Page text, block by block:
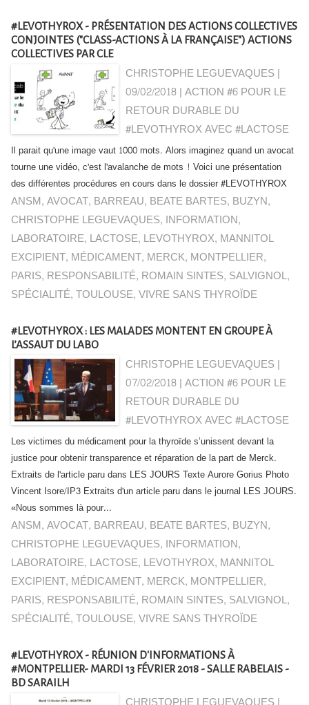
#LEVOTHYROX - PRÉSENTATION DES ACTIONS COLLECTIVES
CONJOINTES ("CLASS-ACTIONS À LA FRANÇAISE") ACTIONS
COLLECTIVES PAR CLE
CHRISTOPHE LEGUEVAQUES |
09/02/2018|ACTION #6 POUR LE
RETOUR DURABLE DU
#LEVOTHYROX AVEC #LACTOSE
Il parait qu'une image vaut 1000 mots. Alors imaginez quand un avocat
tourne une vidéo, c'est l'avalanche de mots ! Voici une présentation
des différentes procédures en cours dans le dossier #LEVOTHYROX
ANSM,AVOCAT, BARREAU, BEATE BARTES, BUZYN,
CHRISTOPHE LEGUEVAQUES, INFORMATION,
LABORATOIRE, LACTOSE, LEVOTHYROX, MANNITOL
EXCIPIENT, MÉDICAMENT, MERCK, MONTPELLIER,
PARIS, RESPONSABILITÉ, ROMAIN SINTES, SALVIGNOL,
SPÉCIALITÉ,TOULOUSE,VIVRE SANS THYROÏDE
#LEVOTHYROX : LES MALADES MONTENT EN GROUPE À
L’ASSAUT DU LABO
CHRISTOPHE LEGUEVAQUES |
07/02/2018|ACTION #6 POUR LE
RETOUR DURABLE DU
#LEVOTHYROX AVEC #LACTOSE
Les victimes du médicament pour la thyroïde s’unissent devant la
justice pour obtenir transparence et réparation de la part de Merck.
Extraits de l'article paru dans LES JOURS Texte Aurore Gorius Photo
Vincent Isore/IP3 Extraits d'un article paru dans le journal LES JOURS.
«Nous sommes là pour...
ANSM,AVOCAT, BARREAU, BEATE BARTES, BUZYN,
CHRISTOPHE LEGUEVAQUES, INFORMATION,
LABORATOIRE, LACTOSE, LEVOTHYROX, MANNITOL
EXCIPIENT, MÉDICAMENT, MERCK, MONTPELLIER,
PARIS, RESPONSABILITÉ, ROMAIN SINTES, SALVIGNOL,
SPÉCIALITÉ,TOULOUSE,VIVRE SANS THYROÏDE
#LEVOTHYROX - RÉUNION D'INFORMATIONS À
#MONTPELLIER- MARDI 13 FÉVRIER 2018 - SALLE RABELAIS -
BD SARAILH